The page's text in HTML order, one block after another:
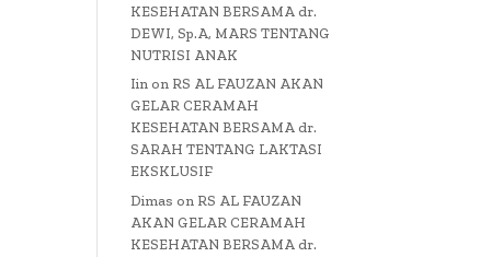
KESEHATAN BERSAMA dr.
DEWI, Sp.A, MARS TENTANG
NUTRISI ANAK
Iin on RS AL FAUZAN AKAN
GELAR CERAMAH
KESEHATAN BERSAMA dr.
SARAH TENTANG LAKTASI
EKSKLUSIF
Dimas on RS AL FAUZAN
AKAN GELAR CERAMAH
KESEHATAN BERSAMA dr.